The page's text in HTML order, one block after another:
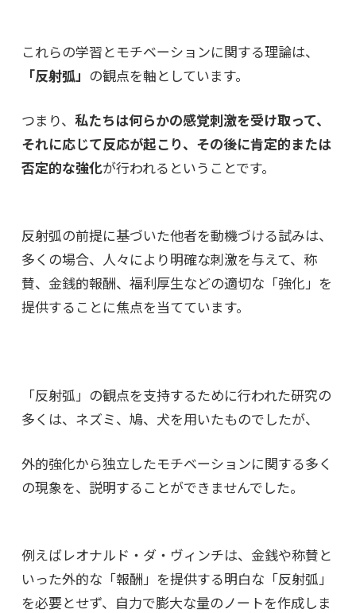
これらの学習とモチベーションに関する理論は、
「反射弧」 の観点を軸としています。
つまり、 私たちは何らかの感覚刺激を受け取って、
それに応じて反応が起こり、その後に肯定的または
否定的な強化が行われるということです。
反射弧の前提に基づいた他者を動機づける試みは、
多くの場合、 人々により明確な刺激を与えて、称
賛、金銭的報酬、福利厚生などの適切な「強化」を
提供することに焦点を当てています。
「反射弧」の観点を支持するために行われた研究の
多くは、 ネズミ、鳩、犬を用いたものでしたが、
外的強化から独立したモチベーションに関する多く
の現象を、説明することができませんでした。
例えばレオナルド・ダ・ヴィンチは、金銭や称賛と
いった外的な「報酬」を提供する明白な「反射弧」
を必要とせず、自力で膨大な量のノートを作成しま